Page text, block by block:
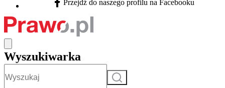
Facebook - otwiera się w nowej karcie
Przejdź do naszego profilu na Facebooku
Wyszukiwarka
Szukaj